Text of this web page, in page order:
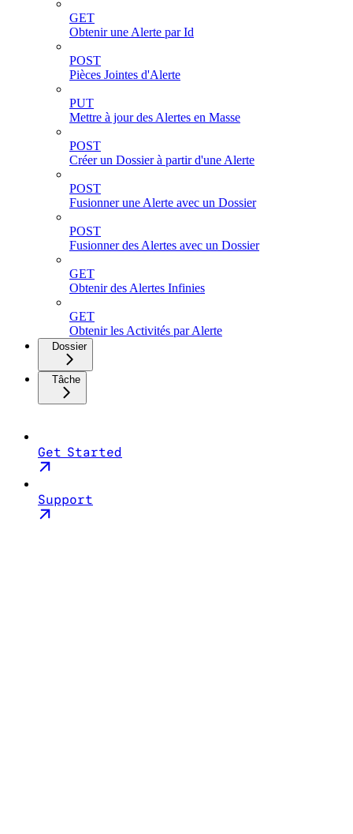
GET
Obtenir une Alerte par Id
POST
Pièces Jointes d'Alerte
PUT
Mettre à jour des Alertes en Masse
POST
Créer un Dossier à partir d'une Alerte
POST
Fusionner une Alerte avec un Dossier
POST
Fusionner des Alertes avec un Dossier
GET
Obtenir des Alertes Infinies
GET
Obtenir les Activités par Alerte
Dossier
Tâche
Get Started
Support